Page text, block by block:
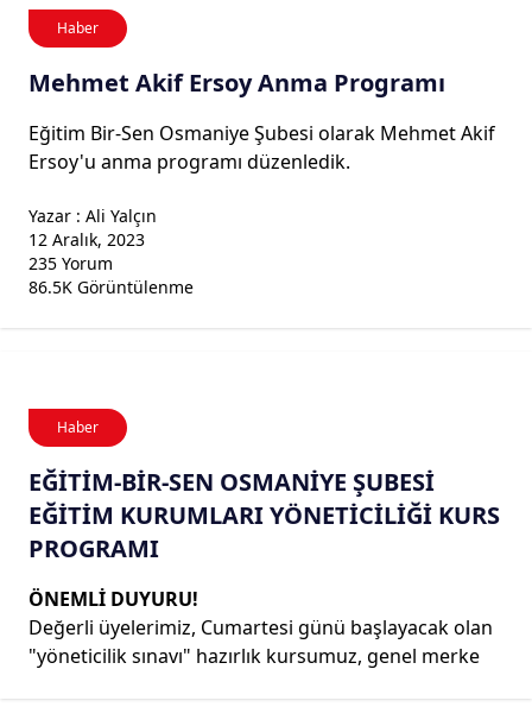
Haber
Mehmet Akif Ersoy Anma Programı
Eğitim Bir-Sen Osmaniye Şubesi olarak Mehmet Akif
Ersoy'u anma programı düzenledik.
Yazar : Ali Yalçın
12 Aralık, 2023
235 Yorum
86.5K Görüntülenme
Haber
EĞİTİM-BİR-SEN OSMANİYE ŞUBESİ
EĞİTİM KURUMLARI YÖNETİCİLİĞİ KURS
PROGRAMI
ÖNEMLİ DUYURU!
Değerli üyelerimiz, Cumartesi günü başlayacak olan
"yöneticilik sınavı" hazırlık kursumuz, genel merke